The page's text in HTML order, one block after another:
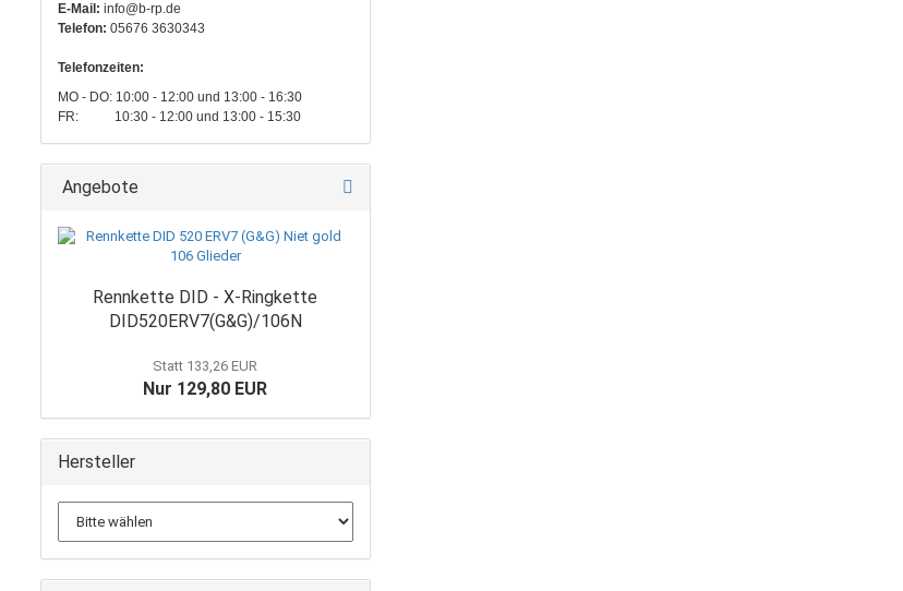
E-Mail: info@b-rp.de
Telefon: 05676 3630343
Telefonzeiten:
MO - DO: 10:00 - 12:00 und 13:00 - 16:30
FR: 10:30 - 12:00 und 13:00 - 15:30
Angebote
Rennkette DID - X-Ringkette
DID520ERV7(G&G)/106N
Statt 133,26 EUR
Nur 129,80 EUR
Hersteller